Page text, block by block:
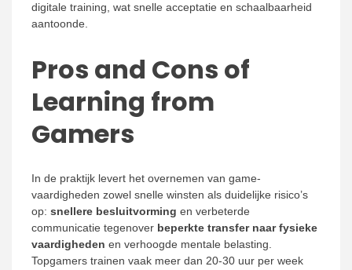
digitale training, wat snelle acceptatie en schaalbaarheid
aantoonde.
Pros and Cons of
Learning from
Gamers
In de praktijk levert het overnemen van game-
vaardigheden zowel snelle winsten als duidelijke risico’s
op: snellere besluitvorming en verbeterde
communicatie tegenover beperkte transfer naar fysieke
vaardigheden en verhoogde mentale belasting.
Topgamers trainen vaak meer dan 20-30 uur per week